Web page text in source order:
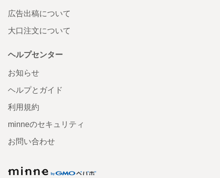
広告出稿について
大口注文について
ヘルプセンター
お知らせ
ヘルプとガイド
利用規約
minneのセキュリティ
お問い合わせ